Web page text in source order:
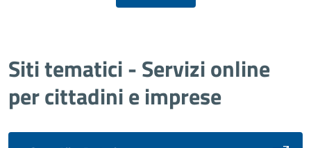
Siti tematici - Servizi online
per cittadini e imprese